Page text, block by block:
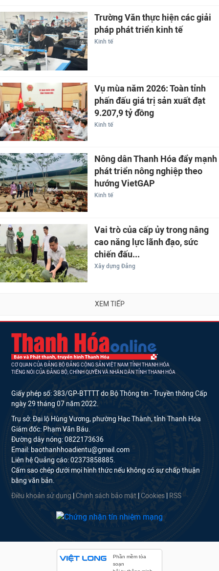
Trường Văn thực hiện các giải
pháp phát triển kinh tế
Kinh tế
Vụ mùa năm 2026: Toàn tỉnh
phấn đấu giá trị sản xuất đạt
9.207,9 tỷ đồng
Kinh tế
Nông dân Thanh Hóa đẩy mạnh
phát triển nông nghiệp theo
hướng VietGAP
Kinh tế
Vai trò của cấp ủy trong nâng
cao năng lực lãnh đạo, sức
chiến đấu...
Xây dựng Đảng
XEM TIẾP
CƠ QUAN CỦA ĐẢNG BỘ ĐẢNG CỘNG SẢN VIỆT NAM TỈNH THANH HÓA
TIẾNG NÓI CỦA ĐẢNG BỘ, CHÍNH QUYỀN VÀ NHÂN DÂN TỈNH THANH HÓA
Giấy phép số: 383/GP-BTTTT do Bộ Thông tin - Truyền thông Cấp
ngày 29 tháng 07 năm 2022.
Trụ sở: Đại lộ Hùng Vương, phường Hạc Thành, tỉnh Thanh Hóa
Giám đốc: Phạm Văn Báu.
Đường dây nóng: 0822173636
Email: baothanhhoadientu@gmail.com
Liên hệ Quảng cáo: 02373858885.
Cấm sao chép dưới mọi hình thức nếu không có sự chấp thuận
bằng văn bản.
Điều khoản sử dụng Chính sách bảo mật Cookies RSS
Phần mềm tòa
soạn